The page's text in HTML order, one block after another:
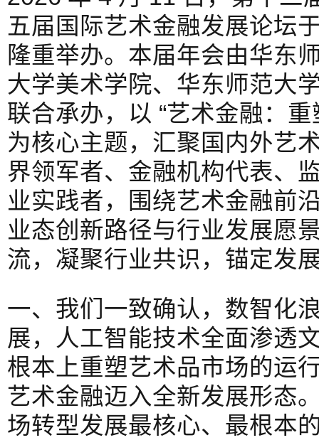
五届国际艺术金融发展论坛
隆重举办。本届年会由华东
大学美术学院、华东师范大
联合承办，以 “艺术金融：
为核心主题，汇聚国内外艺
界领军者、金融机构代表、
业实践者，围绕艺术金融前
业态创新路径与行业发展愿
流，凝聚行业共识，锚定发
一、我们一致确认，数智化
展，人工智能技术全面渗透
根本上重塑艺术品市场的运
艺术金融迈入全新发展形态
场转型发展最核心、最根本